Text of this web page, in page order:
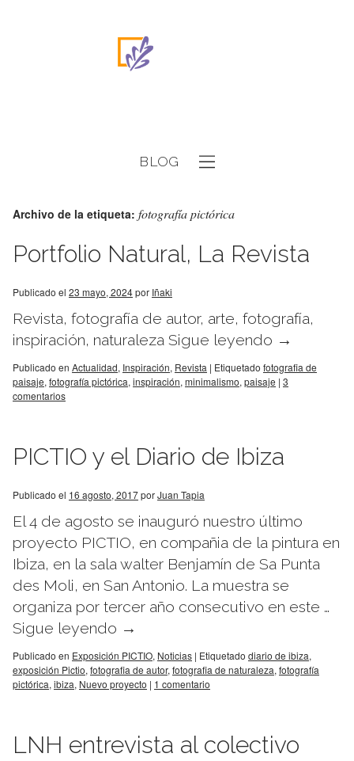
BLOG
Archivo de la etiqueta: fotografía pictórica
Portfolio Natural, La Revista
Publicado el 23 mayo, 2024por Iñaki
Revista, fotografía de autor, arte, fotografía,
inspiración, naturaleza Sigue leyendo →
Publicado en Actualidad, Inspiración, Revista | Etiquetado fotografia de
paisaje, fotografía pictórica, inspiración, minimalismo, paisaje | 3
comentarios
PICTIO y el Diario de Ibiza
Publicado el 16 agosto, 2017porJuan Tapia
El 4 de agosto se inauguró nuestro último
proyecto PICTIO, en compañia de la pintura en
Ibiza, en la sala walter Benjamín de Sa Punta
des Moli, en San Antonio. La muestra se
organiza por tercer año consecutivo en este …
Sigue leyendo →
Publicado en Exposición PICTIO, Noticias | Etiquetado diario de ibiza,
exposición Pictio, fotografia de autor, fotografia de naturaleza, fotografía
pictórica, ibiza, Nuevo proyecto | 1 comentario
LNH entrevista al colectivo